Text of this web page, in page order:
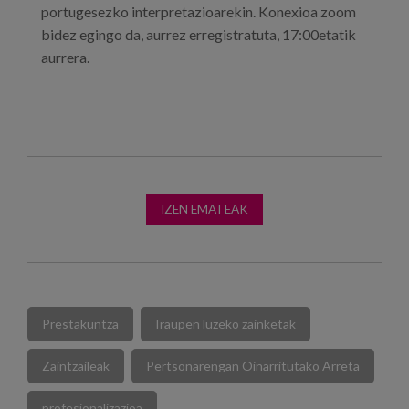
portugesezko interpretazioarekin. Konexioa zoom
bidez egingo da, aurrez erregistratuta, 17:00etatik
aurrera.
IZEN EMATEAK
Prestakuntza Iraupen luzeko zainketak
Zaintzaileak Pertsonarengan Oinarritutako Arreta